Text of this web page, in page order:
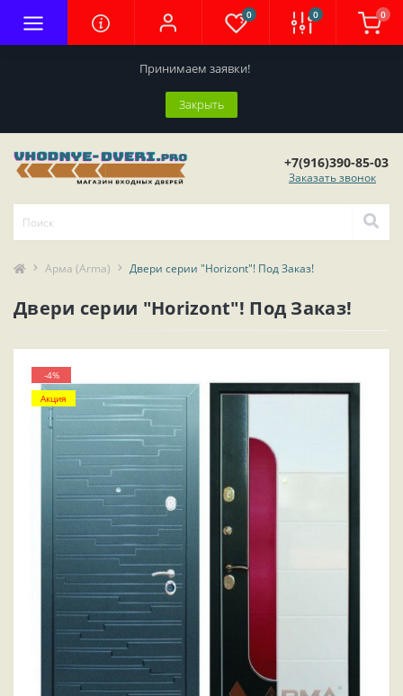
Принимаем заявки!
Закрыть
0 0 0
+7(916)390-85-03
Заказать звонок
Арма (Arma) Двери серии "Horizont"! Под Заказ!
Двери серии "Horizont"! Под Заказ!
-4%
Акция